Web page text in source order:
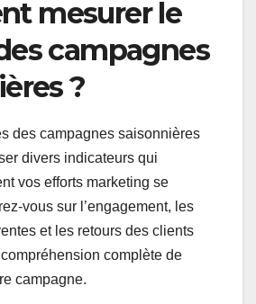
mesurer le
campagnes
?
des campagnes saisonnières
divers indicateurs qui
vos efforts marketing se
vous sur l’engagement, les
et les retours des clients
complète de
campagne.